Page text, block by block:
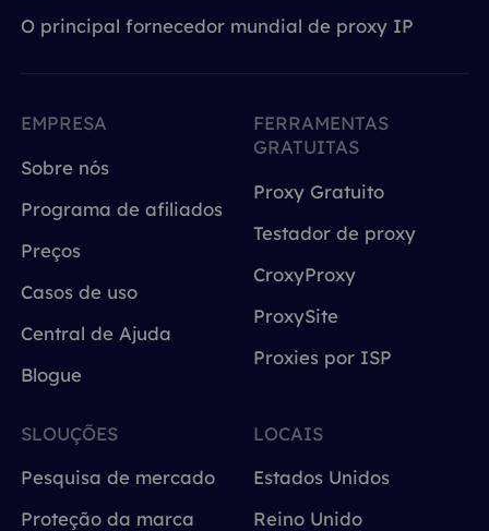
O principal fornecedor mundial de proxy IP
EMPRESA
Sobre nós
Programa de afiliados
Preços
Casos de uso
Central de Ajuda
Blogue
FERRAMENTAS
GRATUITAS
Proxy Gratuito
Testador de proxy
CroxyProxy
ProxySite
Proxies por ISP
SLOUÇÕES
Pesquisa de mercado
Proteção da marca
LOCAIS
Estados Unidos
Reino Unido